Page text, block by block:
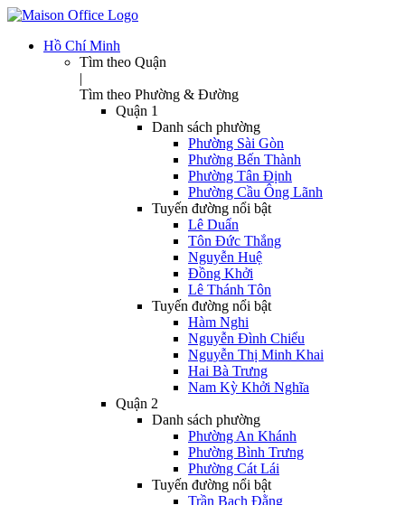
Hồ Chí Minh
Tìm theo Quận
|
Tìm theo Phường & Đường
Quận 1
Danh sách phường
Phường Sài Gòn
Phường Bến Thành
Phường Tân Định
Phường Cầu Ông Lãnh
Tuyến đường nổi bật
Lê Duẩn
Tôn Đức Thắng
Nguyễn Huệ
Đồng Khởi
Lê Thánh Tôn
Tuyến đường nổi bật
Hàm Nghi
Nguyễn Đình Chiểu
Nguyễn Thị Minh Khai
Hai Bà Trưng
Nam Kỳ Khởi Nghĩa
Quận 2
Danh sách phường
Phường An Khánh
Phường Bình Trưng
Phường Cát Lái
Tuyến đường nổi bật
Trần Bạch Đằng